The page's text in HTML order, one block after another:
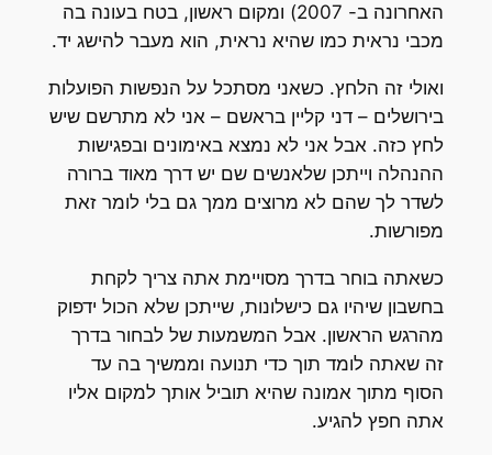
האחרונה ב- 2007) ומקום ראשון, בטח בעונה בה
מכבי נראית כמו שהיא נראית, הוא מעבר להישג יד.
ואולי זה הלחץ. כשאני מסתכל על הנפשות הפועלות
בירושלים – דני קליין בראשם – אני לא מתרשם שיש
לחץ כזה. אבל אני לא נמצא באימונים ובפגישות
ההנהלה וייתכן שלאנשים שם יש דרך מאוד ברורה
לשדר לך שהם לא מרוצים ממך גם בלי לומר זאת
מפורשות.
כשאתה בוחר בדרך מסויימת אתה צריך לקחת
בחשבון שיהיו גם כישלונות, שייתכן שלא הכול ידפוק
מהרגש הראשון. אבל המשמעות של לבחור בדרך
זה שאתה לומד תוך כדי תנועה וממשיך בה עד
הסוף מתוך אמונה שהיא תוביל אותך למקום אליו
אתה חפץ להגיע.